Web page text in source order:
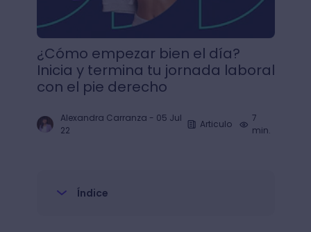
¿Cómo empezar bien el día?
Inicia y termina tu jornada laboral
con el pie derecho
Alexandra Carranza - 05 Jul
22
Articulo
7
min.
Índice